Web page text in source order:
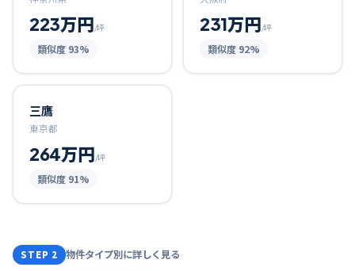
223万円/坪
類似度 93%
231万円/坪
類似度 92%
三鷹
東京都
264万円/坪
類似度 91%
STEP 2 物件タイプ別に詳しく見る